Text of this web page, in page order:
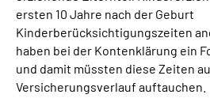
ersten 10 Jahre nach der Geburt
Kinderberücksichtigungszeiten
haben bei der Kontenklärung ein
und damit müssten diese Zeiten
Versicherungsverlauf auftauchen.